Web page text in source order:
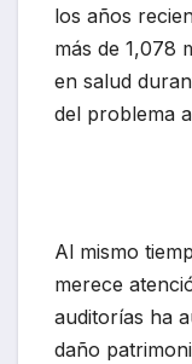
los años
más de 1,078
en salud
del problema
Al mismo
merece
auditorías ha
daño